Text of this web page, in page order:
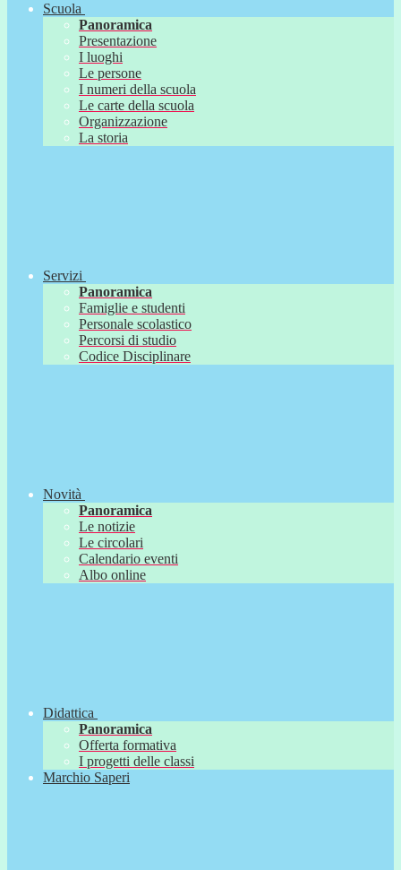
Scuola
Panoramica
Presentazione
I luoghi
Le persone
I numeri della scuola
Le carte della scuola
Organizzazione
La storia
Servizi
Panoramica
Famiglie e studenti
Personale scolastico
Percorsi di studio
Codice Disciplinare
Novità
Panoramica
Le notizie
Le circolari
Calendario eventi
Albo online
Didattica
Panoramica
Offerta formativa
I progetti delle classi
Marchio Saperi